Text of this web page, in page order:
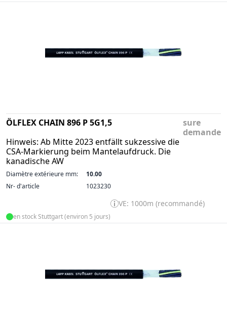
ÖLFLEX CHAIN 896 P 5G1,5
Hinweis: Ab Mitte 2023 entfällt sukzessive die
CSA-Markierung beim Mantelaufdruck. Die
kanadische AW
sure
demande
Diamètre extérieure mm:
10.00
Nr- d'article
1023230
VE: 1000m (recommandé)
en stock Stuttgart (environ 5 jours)